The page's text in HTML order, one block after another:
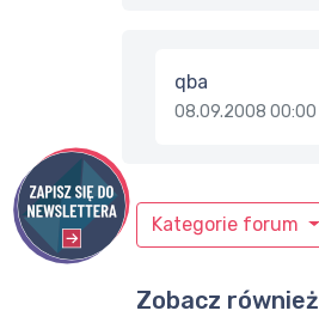
qba
08.09.2008 00:00
Kategorie forum
Zobacz również